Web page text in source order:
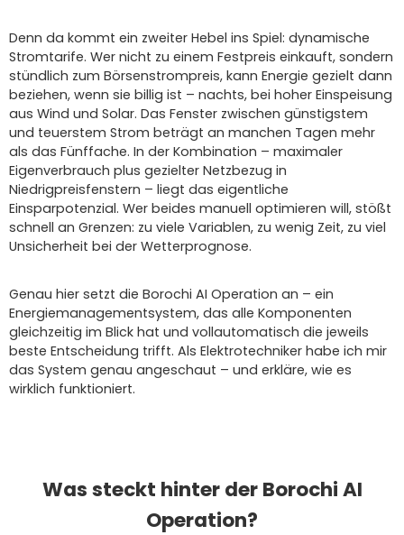
Denn da kommt ein zweiter Hebel ins Spiel: dynamische
Stromtarife. Wer nicht zu einem Festpreis einkauft, sondern
stündlich zum Börsenstrompreis, kann Energie gezielt dann
beziehen, wenn sie billig ist – nachts, bei hoher Einspeisung
aus Wind und Solar. Das Fenster zwischen günstigstem
und teuerstem Strom beträgt an manchen Tagen mehr
als das Fünffache. In der Kombination – maximaler
Eigenverbrauch plus gezielter Netzbezug in
Niedrigpreisfenstern – liegt das eigentliche
Einsparpotenzial. Wer beides manuell optimieren will, stößt
schnell an Grenzen: zu viele Variablen, zu wenig Zeit, zu viel
Unsicherheit bei der Wetterprognose.
Genau hier setzt die Borochi AI Operation an – ein
Energiemanagementsystem, das alle Komponenten
gleichzeitig im Blick hat und vollautomatisch die jeweils
beste Entscheidung trifft. Als Elektrotechniker habe ich mir
das System genau angeschaut – und erkläre, wie es
wirklich funktioniert.
Was steckt hinter der Borochi AI
Operation?